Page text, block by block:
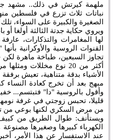
ملهمة كيرتش في ذلك.. مشهد
نباتات ثلاث تزرع في فلسطين
الصغيرة والكبيرة على السواء،
ويروي حكاية جدتة الثالثة أولغا
لها المغامرات والتذكارات،
القنوات الروسية والأوكرانية
تجاوز السبعين، طباخة ماهرة
أكثر من 20 نوع مخللات
مبهج بعد أن تخرج كعادة النساء
وأقول بالروسية "دا" فتبتسم...
قليلا، تحبس زوجتي في غرفة نومها
من مرض السكري لكنها بوعي من
ويستأنف: طوال الطريق من كييف
الكهرباء كبيرها وصغيرها مصنوعة
عند الاستفسار عن هذا الأمر،